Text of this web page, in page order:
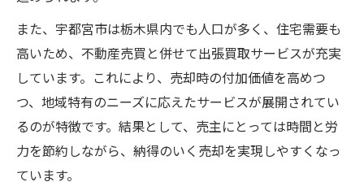
また、宇都宮市は栃木県内でも人口が多く、住宅需要も
高いため、不動産売買と併せて出張買取サービスが充実
しています。これにより、売却時の付加価値を高めつ
つ、地域特有のニーズに応えたサービスが展開されてい
るのが特徴です。結果として、売主にとっては時間と労
力を節約しながら、納得のいく売却を実現しやすくなっ
ています。